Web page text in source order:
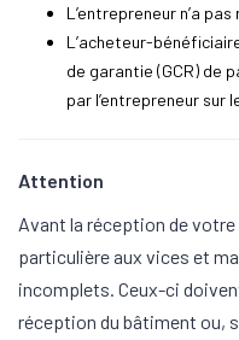
L’entrepreneur n’a
L’acheteur-
de garantie (GCR) de
par l’entrepreneur sur
Attention
Avant la réception de
particulière aux vices et
incomplets. Ceux-ci
réception du bâtiment ou,